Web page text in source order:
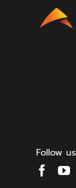
Follow us